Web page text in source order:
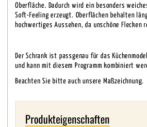
Oberfläche. Dadurch wird ein besonders
Soft-Feeling erzeugt. Oberflächen behalten
hochwertiges Aussehen, da unschöne Flecken
Der Schrank ist passgenau für das
und kann mit diesem Programm kombiniert
Beachten Sie bitte auch unsere Maßzeichnung.
Produkteigenschaften